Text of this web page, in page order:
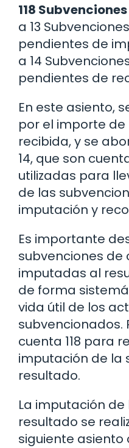
118
a 13
pendientes de
a 14
pendientes de
En este asiento,
por el importe de
recibida, y se
14, que son
utilizadas para
de las
imputación y
Es importante
subvenciones
imputadas al
de forma
vida útil de los
subvencionados.
cuenta 118 para
imputación de la
resultado.
La imputación
resultado se
siguiente asiento